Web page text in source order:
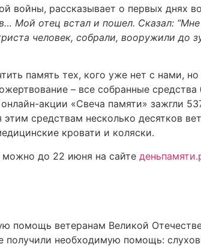
войны, рассказывает о первых днях
Мой отец встал и пошел. Сказал:
человек, собрали, вооружили до
память тех, кого уже нет с нами,
– все собранные
акции «Свеча памяти» зажгли
средствам несколько десятков
кровати и коляски.
до 22 июня на сайте
помощь ветеранам Великой
получили необходимую помощь: